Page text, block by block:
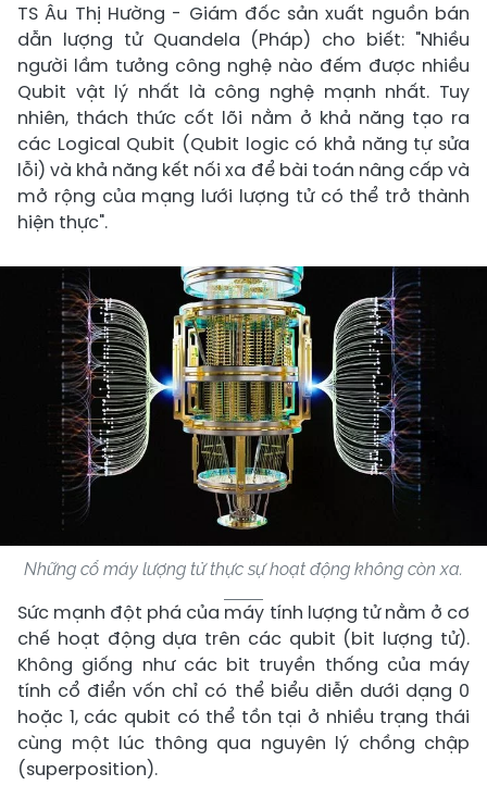
TS Âu Thị Hường - Giám đốc sản xuất nguồn bán
dẫn lượng tử Quandela (Pháp) cho biết: "Nhiều
người lầm tưởng công nghệ nào đếm được nhiều
Qubit vật lý nhất là công nghệ mạnh nhất. Tuy
nhiên, thách thức cốt lõi nằm ở khả năng tạo ra
các Logical Qubit (Qubit logic có khả năng tự sửa
lỗi) và khả năng kết nối xa để bài toán nâng cấp và
mở rộng của mạng lưới lượng tử có thể trở thành
hiện thực".
Những cổ máy lượng tử thực sự hoạt động không còn xa.
Sức mạnh đột phá của máy tính lượng tử nằm ở cơ
chế hoạt động dựa trên các qubit (bit lượng tử).
Không giống như các bit truyền thống của máy
tính cổ điển vốn chỉ có thể biểu diễn dưới dạng 0
hoặc 1, các qubit có thể tồn tại ở nhiều trạng thái
cùng một lúc thông qua nguyên lý chồng chập
(superposition).